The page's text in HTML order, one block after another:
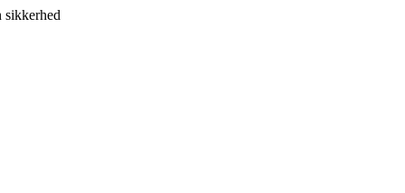
sikkerhed